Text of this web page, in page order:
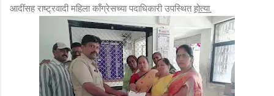
आदींसह राष्ट्रवादी महिला काँग्रेसच्या पदाधिकारी उपस्थितहोत्या.